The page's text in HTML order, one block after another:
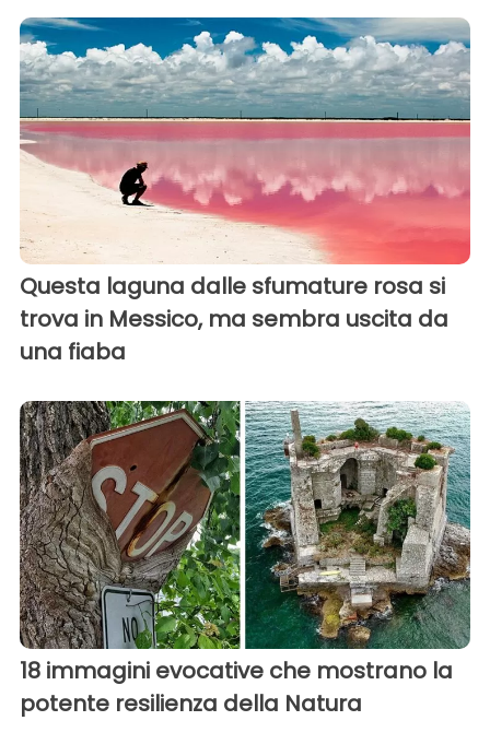
Questa laguna dalle sfumature rosa si
trova in Messico, ma sembra uscita da
una fiaba
18 immagini evocative che mostrano la
potente resilienza della Natura